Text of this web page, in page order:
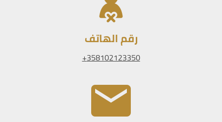
رقم الهاتف
358102123350+